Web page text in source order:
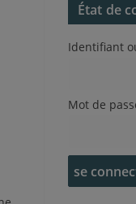
État de
Identifiant
Mot de